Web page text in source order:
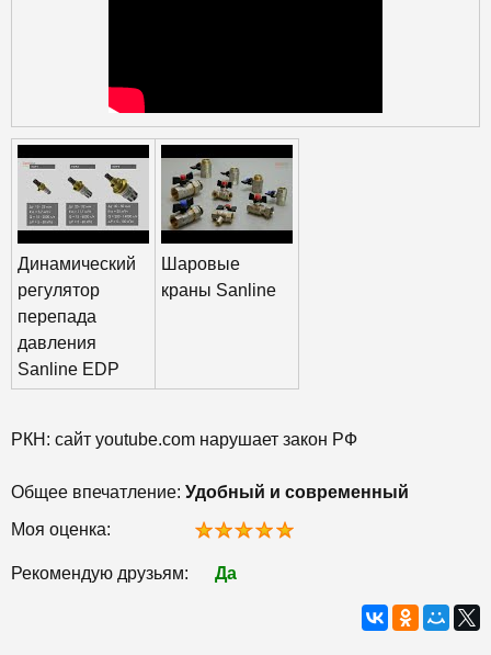
Динамический
регулятор
перепада
давления
Sanline EDP
Шаровые
краны Sanline
РКН: сайт youtube.com нарушает закон РФ
Общее впечатление: Удобный и современный
Моя оценка:
Рекомендую друзьям: Да